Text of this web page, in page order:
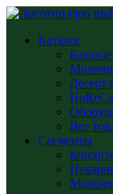
Каталог
Десерт
Все
Сегменты